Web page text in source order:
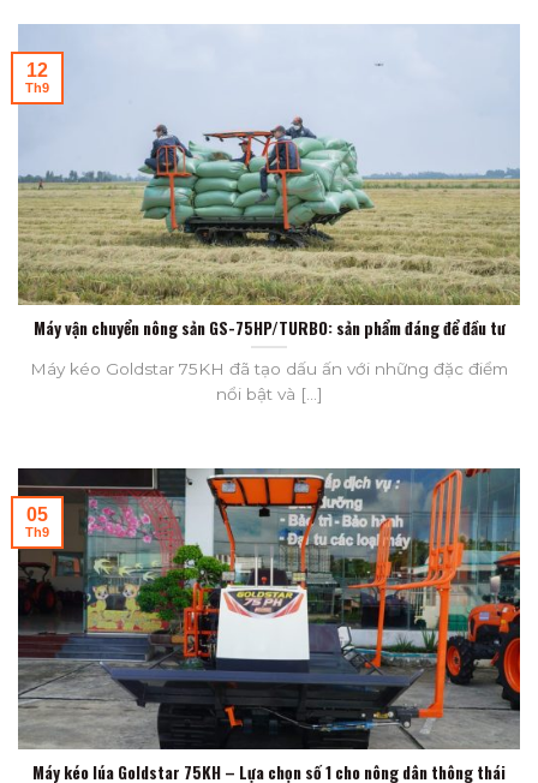
Máy vận chuyển nông sản GS-75HP/TURBO: sản phẩm đáng để đầu tư
Máy kéo Goldstar 75KH đã tạo dấu ấn với những đặc điểm
nổi bật và [...]
12
Th9
Máy kéo lúa Goldstar 75KH – Lựa chọn số 1 cho nông dân thông thái
05
Th9